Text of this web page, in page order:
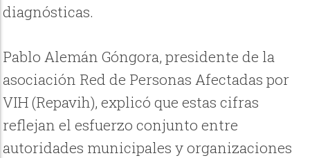
diagnósticas.
Pablo Alemán Góngora, presidente de la
asociación Red de Personas Afectadas por
VIH (Repavih), explicó que estas cifras
reflejan el esfuerzo conjunto entre
autoridades municipales y organizaciones